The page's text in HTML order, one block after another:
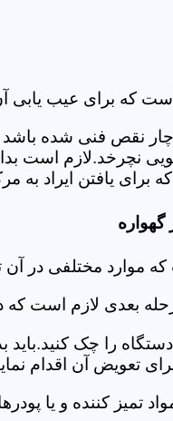
برای عیب یابی آن
دچار نقص فنی شده
است
یافتن ایراد به
که موارد مختلفی
بعدی لازم است
را چک کنید.باید
تعویض آن اقدام
تمیز کننده و